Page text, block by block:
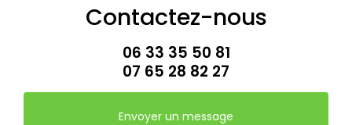
Contactez-nous
06 33 35 50 81
07 65 28 82 27
Envoyer un message